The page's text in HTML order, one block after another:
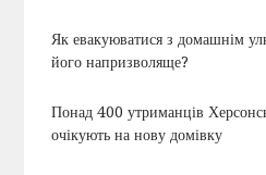
Як евакуюватися з домашнім
його напризволяще?
Понад 400 утриманців
очікують на нову домівку